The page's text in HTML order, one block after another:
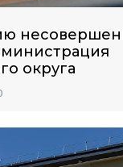
округа